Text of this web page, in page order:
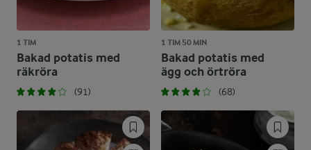
1 TIM
Bakad potatis med
räkröra
(91)
1 TIM 50 MIN
Bakad potatis med
ägg och örtröra
(68)